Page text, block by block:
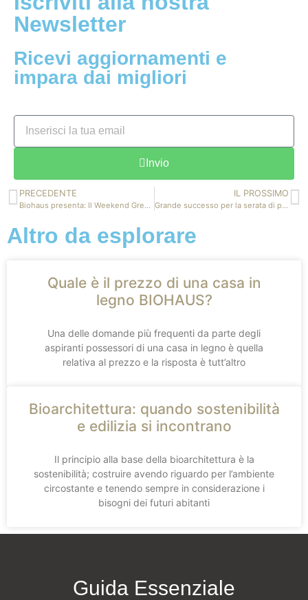
Newsletter
Ricevi aggiornamenti e
impara dai migliori
Invio
PRECEDENTE
Biohaus presenta: Il Weekend Green
IL PROSSIMO
Grande successo per la serata di presentazione dei corsi Biohaus Academy
Altro da esplorare
Quale è il prezzo di una casa in
legno BIOHAUS?
Una delle domande più frequenti da parte degli
aspiranti possessori di una casa in legno è quella
relativa al prezzo e la risposta è tutt’altro
Bioarchitettura: quando sostenibilità
e edilizia si incontrano
Il principio alla base della bioarchitettura è la
sostenibilità; costruire avendo riguardo per l’ambiente
circostante e tenendo sempre in considerazione i
bisogni dei futuri abitanti
Guida Essenziale